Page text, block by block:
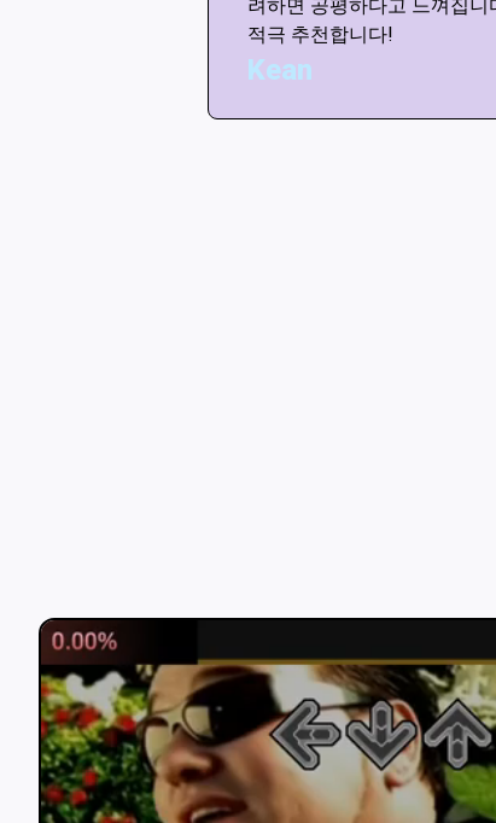
려하면 공평하다고 느껴집니
적극 추천합니다!
Kean